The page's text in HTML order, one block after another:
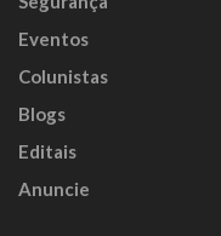
Eventos
Colunistas
Blogs
Editais
Anuncie